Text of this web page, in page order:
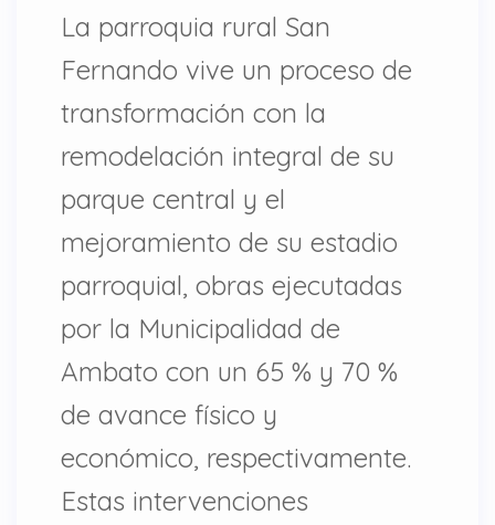
La parroquia rural San
Fernando vive un proceso de
transformación con la
remodelación integral de su
parque central y el
mejoramiento de su estadio
parroquial, obras ejecutadas
por la Municipalidad de
Ambato con un 65 % y 70 %
de avance físico y
económico, respectivamente.
Estas intervenciones